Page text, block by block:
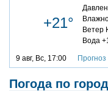
+21°
Ветер
Вода
9 авг, Вс, 17:00
Погода по